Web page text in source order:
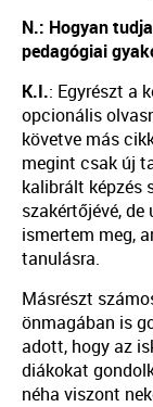
N.: Hogyan
pedagógiai
K.I.: Egyrészt a
opcionális
követve más
megint csak új
kalibrált képzés
szakértőjévé,
ismertem meg,
tanulásra.
Másrészt
önmagában is
adott, hogy az
diákokat
néha viszont